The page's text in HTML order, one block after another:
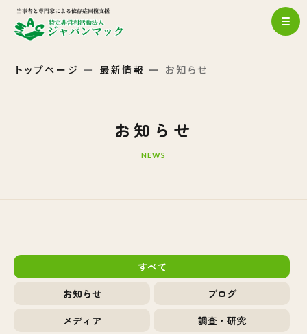
トップページ 最新情報 お知らせ
お知らせ
NEWS
すべて
お知らせ
ブログ
メディア
調査・研究